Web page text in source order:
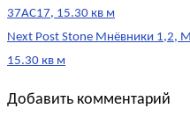
navigation
37АС17, 15.30 кв м
Next Post Stone Мнёвники 1,2,
15.30 кв м
Добавить комментарий